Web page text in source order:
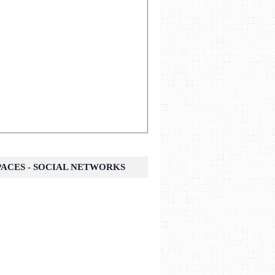
- SOCIAL NETWORKS